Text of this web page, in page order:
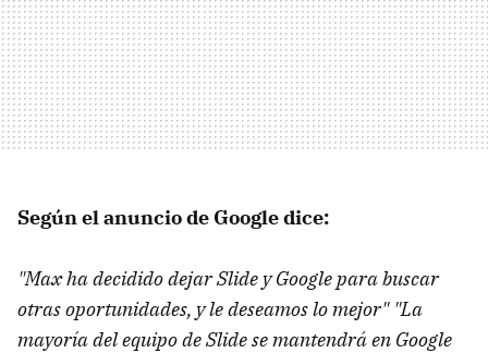
Según el anuncio de Google dice:
"Max ha decidido dejar Slide y Google para buscar
otras oportunidades, y le deseamos lo mejor" "La
mayoría del equipo de Slide se mantendrá en Google